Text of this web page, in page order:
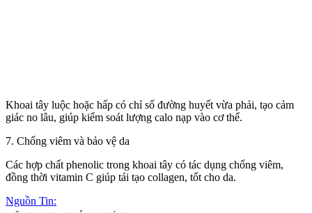
Khoai tây luộc hoặc hấp có chỉ số đường huyết vừa phải, tạo cảm
giác no lâu, giúp kiểm soát lượng calo nạp vào c‌ơ th‌ể.
7. Chống viêm và bảo vệ da
Các hợp chất phenolic trong khoai tây có tác dụng chống viêm,
đồng thời vitamin C giúp tái tạo collagen, tốt cho da.
Nguồn Tin: